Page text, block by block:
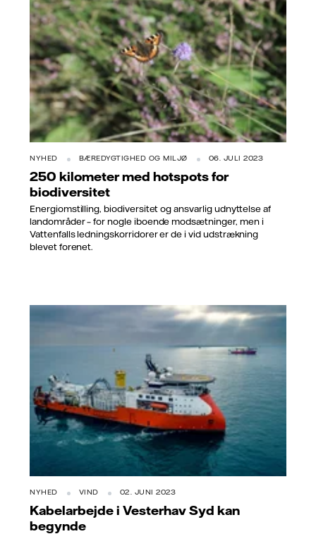
NYHED BÆREDYGTIGHED OG MILJØ 06. JULI 2023
250 kilometer med hotspots for
biodiversitet
Energiomstilling, biodiversitet og ansvarlig udnyttelse af
landområder – for nogle iboende modsætninger, men i
Vattenfalls ledningskorridorer er de i vid udstrækning
blevet forenet.
NYHED VIND 02. JUNI 2023
Kabelarbejde i Vesterhav Syd kan
begynde